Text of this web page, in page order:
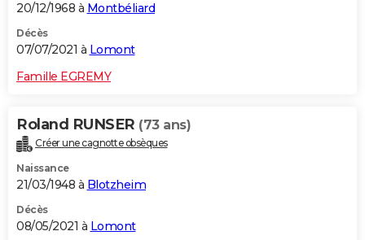
20/12/1968 à Montbéliard
Décès
07/07/2021 à Lomont
Famille EGREMY
Roland RUNSER (73 ans)
Créer une cagnotte obsèques
Naissance
21/03/1948 à Blotzheim
Décès
08/05/2021 à Lomont